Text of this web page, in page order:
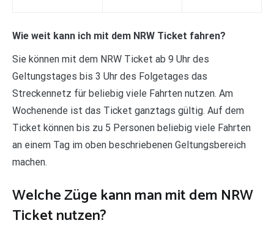
Wie weit kann ich mit dem NRW Ticket fahren?
Sie können mit dem NRW Ticket ab 9 Uhr des
Geltungstages bis 3 Uhr des Folgetages das
Streckennetz für beliebig viele Fahrten nutzen. Am
Wochenende ist das Ticket ganztags gültig. Auf dem
Ticket können bis zu 5 Personen beliebig viele Fahrten
an einem Tag im oben beschriebenen Geltungsbereich
machen.
Welche Züge kann man mit dem NRW
Ticket nutzen?